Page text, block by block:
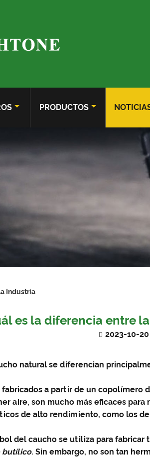
PRODUCTOS
Industria
es la diferencia entre
2023-10-20
natural se diferencian
a partir de un copolímero
aire, son mucho más eficaces
de alto rendimiento, como los
del caucho se utiliza para
butílico. Sin embargo, no son tan